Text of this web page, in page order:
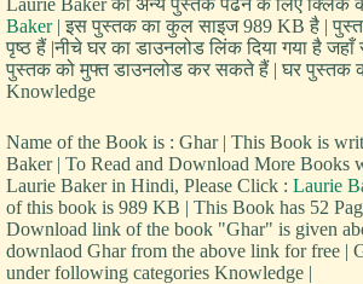
Baker| इस पुस्तक का कुल साइज 989 KB है |
पृष्ठ हैं |नीचे घर का डाउनलोड लिंक दिया गया है
पुस्तक को मुफ्त डाउनलोड कर सकते हैं | घर पुस्तक
Knowledge
Name of the Book is : Ghar | This Book is
Baker | To Read and Download More Books
Laurie Baker in Hindi, Please Click : Laurie
of this book is 989 KB | This Book has 52
Download link of the book "Ghar" is given
downlaod Ghar from the above link for free |
under following categories Knowledge |